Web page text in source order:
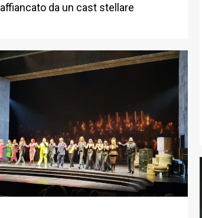
affiancato da un cast stellare